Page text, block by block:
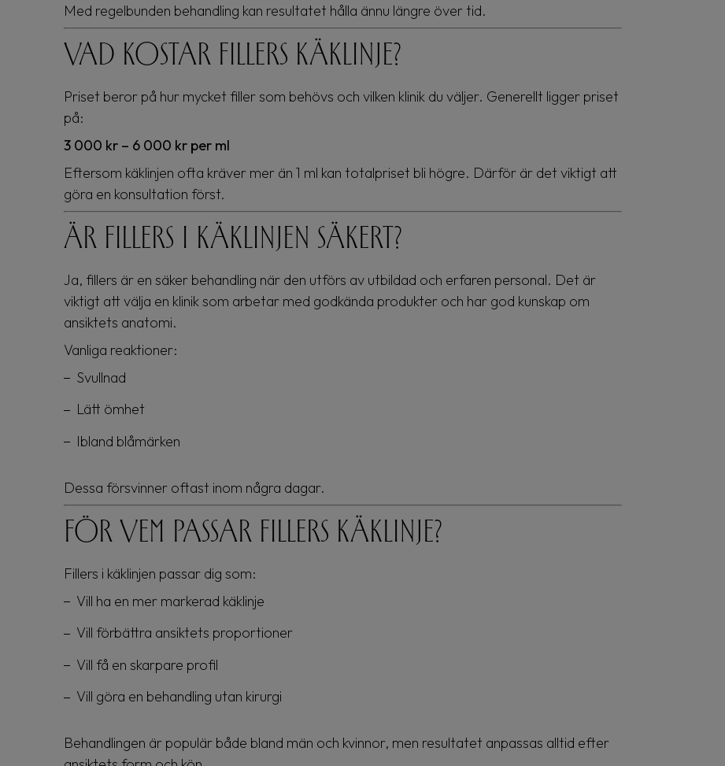
Med regelbunden behandling kan resultatet hålla ännu längre över tid.
Vad kostar fillers käklinje?
Priset beror på hur mycket filler som behövs och vilken klinik du väljer. Generellt ligger priset
på:
3 000 kr – 6 000 kr per ml
Eftersom käklinjen ofta kräver mer än 1 ml kan totalpriset bli högre. Därför är det viktigt att
göra en konsultation först.
Är fillers i käklinjen säkert?
Ja, fillers är en säker behandling när den utförs av utbildad och erfaren personal. Det är
viktigt att välja en klinik som arbetar med godkända produkter och har god kunskap om
ansiktets anatomi.
Vanliga reaktioner:
Svullnad
Lätt ömhet
Ibland blåmärken
Dessa försvinner oftast inom några dagar.
För vem passar fillers käklinje?
Fillers i käklinjen passar dig som:
Vill ha en mer markerad käklinje
Vill förbättra ansiktets proportioner
Vill få en skarpare profil
Vill göra en behandling utan kirurgi
Behandlingen är populär både bland män och kvinnor, men resultatet anpassas alltid efter